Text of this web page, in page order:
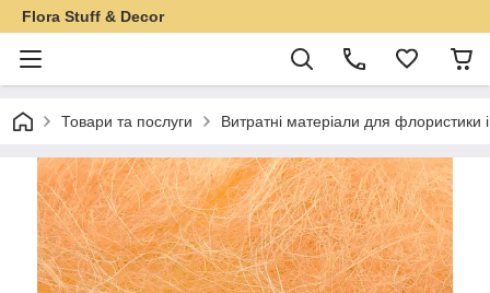
Flora Stuff & Decor
Товари та послуги Витратні матеріали для флористики